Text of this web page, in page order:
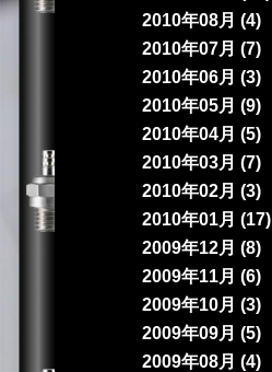
2010年08月 (4)
2010年07月 (7)
2010年06月 (3)
2010年05月 (9)
2010年04月 (5)
2010年03月 (7)
2010年02月 (3)
2010年01月 (17)
2009年12月 (8)
2009年11月 (6)
2009年10月 (3)
2009年09月 (5)
2009年08月 (4)